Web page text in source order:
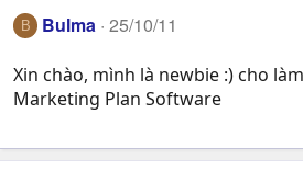
B Bulma 25/10/11
Xin chào, mình là newbie :) cho
Marketing Plan Software